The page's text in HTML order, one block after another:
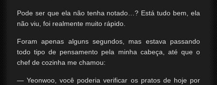
Pode ser que ela não tenha notado…? Está tudo bem, ela
não viu, foi realmente muito rápido.
Foram apenas alguns segundos, mas estava passando
todo tipo de pensamento pela minha cabeça, até que o
chef de cozinha me chamou:
— Yeonwoo, você poderia verificar os pratos de hoje por